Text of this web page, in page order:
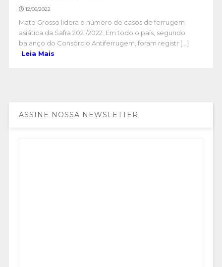
12/05/2022
Mato Grosso lidera o número de casos de ferrugem
asiática da Safra 2021/2022. Em todo o país, segundo
balanço do Consórcio Antiferrugem, foram registr [...]
Leia Mais
ASSINE NOSSA NEWSLETTER